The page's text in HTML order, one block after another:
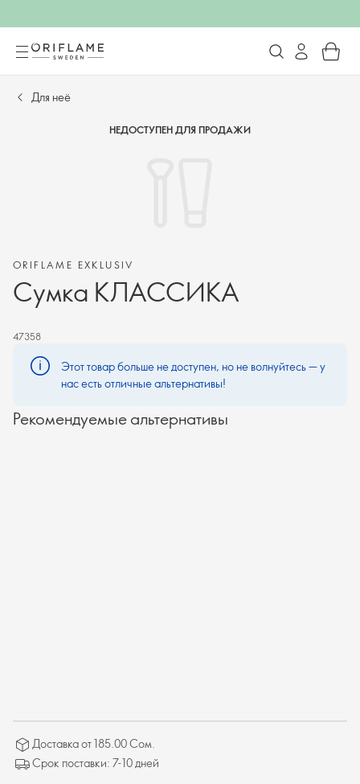
Для неё
НЕДОСТУПЕН ДЛЯ ПРОДАЖИ
ORIFLAME EXKLUSIV
Сумка КЛАССИКА
47358
Этот товар больше не доступен, но не волнуйтесь — у
нас есть отличные альтернативы!
Рекомендуемые альтернативы
Доставка от 185.00 Сом.
Срок поставки: 7-10 дней